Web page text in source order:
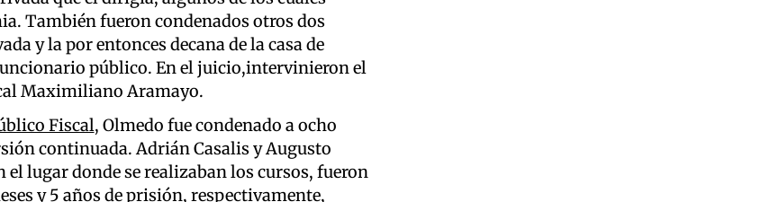
También fueron condenados otros dos
y la por entonces decana de la casa de
público. En el juicio,intervinieron el
Maximiliano Aramayo.
Fiscal, Olmedo fue condenado a ocho
continuada. Adrián Casalis y Augusto
lugar donde se realizaban los cursos, fueron
y 5 años de prisión, respectivamente,